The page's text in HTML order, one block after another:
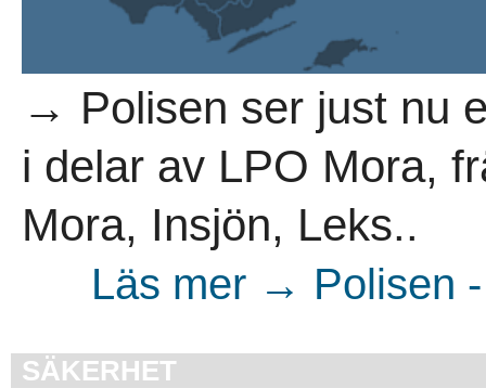
→ Polisen ser just nu
i delar av LPO Mora,
Mora, Insjön, Leks..
Läs mer → Polisen
SÄKERHET